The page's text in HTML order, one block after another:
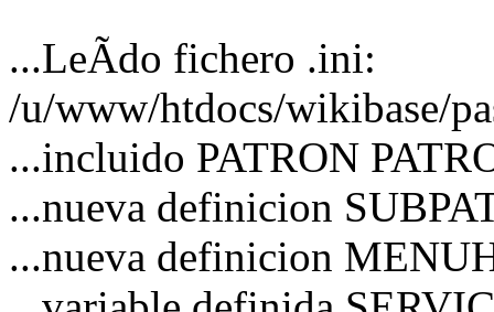
...LeÃ­do fichero .ini:
/u/www/htdocs/wikibase/
...incluido PATRON
...nueva definicion
...nueva definicion